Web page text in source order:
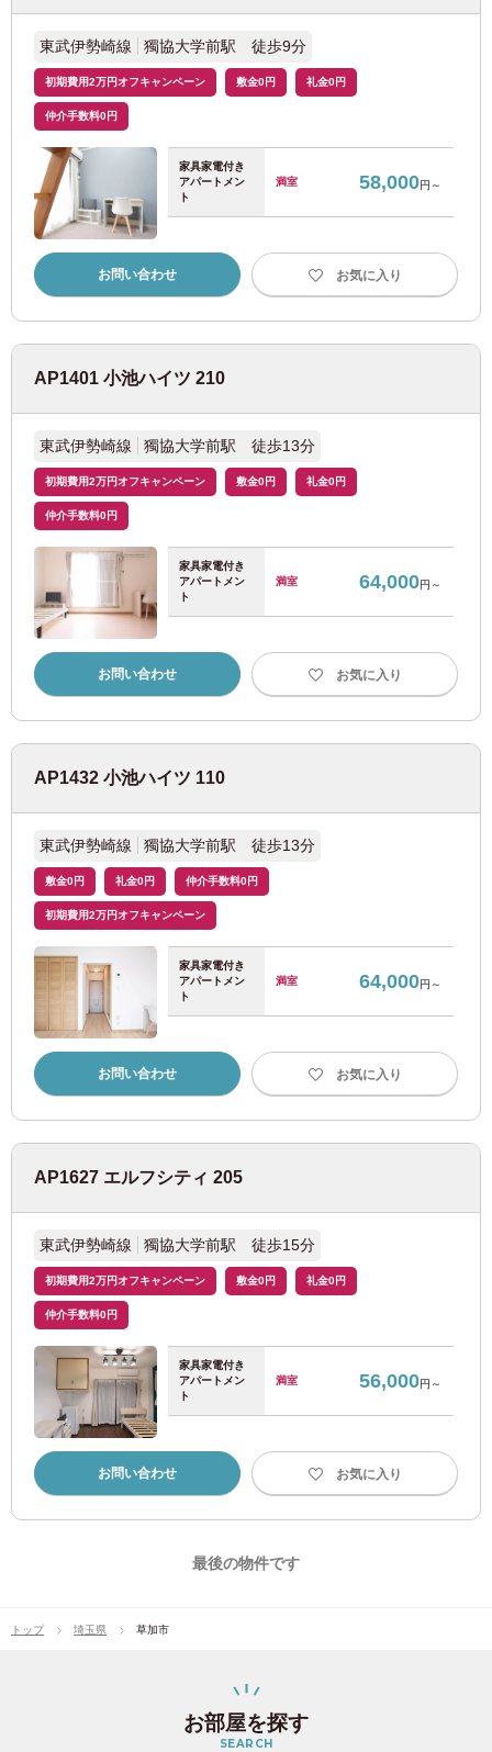
東武伊勢崎線 獨協大学前駅 徒歩9分
初期費用2万円オフキャンペーン 敷金0円 礼金0円
仲介手数料0円
家具家電付き
アパートメン
ト
満室 58,000円～
お問い合わせ お気に入り
AP1401 小池ハイツ 210
東武伊勢崎線 獨協大学前駅 徒歩13分
初期費用2万円オフキャンペーン 敷金0円 礼金0円
仲介手数料0円
家具家電付き
アパートメン
ト
満室 64,000円～
お問い合わせ お気に入り
AP1432 小池ハイツ 110
東武伊勢崎線 獨協大学前駅 徒歩13分
敷金0円 礼金0円 仲介手数料0円
初期費用2万円オフキャンペーン
家具家電付き
アパートメン
ト
満室 64,000円～
お問い合わせ お気に入り
AP1627 エルフシティ 205
東武伊勢崎線 獨協大学前駅 徒歩15分
初期費用2万円オフキャンペーン 敷金0円 礼金0円
仲介手数料0円
家具家電付き
アパートメン
ト
満室 56,000円～
お問い合わせ お気に入り
最後の物件です
トップ 埼玉県 草加市
都営浅草線 (27)
日暮里・舎人ライナー (20)
都電荒川線
東急電鉄
東急東横線 (93)
東急世田谷線 (58)
東急池上線
東急目黒線
東急多摩川線 (9)
東急新横浜線 (3)
西武鉄道
西武有楽町線 (23)
西武豊島線
西武国分寺線 (4)
京王電鉄
京王線 (110)
京王新線 (20)
京王井の頭線
京王相模原線
京王高尾線 (1)
小田急電鉄
(80)
日 火 水 金 土
2026年8月
3 6 7
9
10 11 13 14
15
30
31
決定する
お部屋を探す
SEARCH
お部屋探しのお客様専用
03-6712-4346
入居予定者様・入居者様専用
03-6712-4344